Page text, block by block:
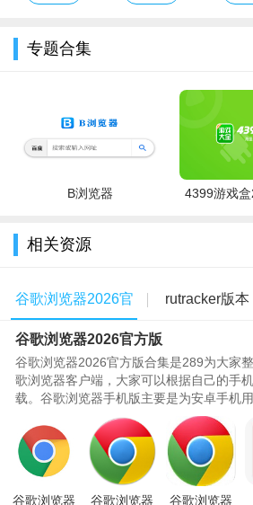
软件名称
★★★★☆ 注
Microsoft Edge ★★★★★
与
★★★★☆ 内
UC浏览器
★★★★★ 经
下载2026最新
版
专题合集
B浏览器
4399游戏
相关资源
谷歌浏览器2026官
方版
rutracker版本
谷歌浏览器2026官方版
谷歌浏览器2026官方版合集是289为大家
歌浏览器客户端，大家可以根据自己的手
载。谷歌浏览器手机版主要是为安卓手机
验最安全的上网冲浪，同时谷歌浏..
谷歌浏览器
谷歌浏览器
谷歌浏览器